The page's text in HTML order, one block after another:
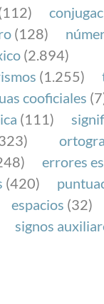
por la
objetivo es
de
(128)
(2.894)
(1.255)
cooficiales
(111)
errores
(420)
espacios (32)
signos